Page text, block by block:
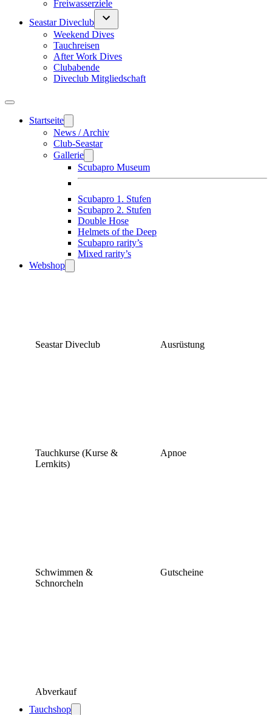
Freiwasserziele
Seastar Diveclub
Weekend Dives
Tauchreisen
After Work Dives
Clubabende
Diveclub Mitgliedschaft
Startseite
News / Archiv
Club-Seastar
Gallerie
Scubapro Museum
Scubapro 1. Stufen
Scubapro 2. Stufen
Double Hose
Helmets of the Deep
Scubapro rarity’s
Mixed rarity’s
Webshop
Seastar Diveclub Ausrüstung
Tauchkurse (Kurse &
Lernkits)
Apnoe
Schwimmen &
Schnorcheln
Gutscheine
Abverkauf
Tauchshop